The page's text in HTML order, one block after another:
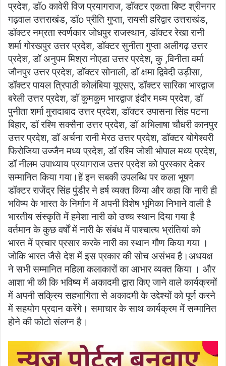
प्रदेश, डॉo कावेरी विज प्रयागराज, डॉक्टर एकता बिष्ट श्रीनगर
गढ़वाल उत्तराखंड, डॉo प्रीति गुप्ता, रायसी हरिद्वार उत्तराखंड,
डॉक्टर नम्रता स्वर्णकार जोधपुर राजस्थान, डॉक्टर रेखा रानी
शर्मा गोरखपुर उत्तर प्रदेश, डॉक्टर सुनीता गुप्ता अलीगढ़ उत्तर
प्रदेश, डॉ अनुपम मिश्रा नोएडा उत्तर प्रदेश, कु ,विनीता वर्मा
जौनपुर उत्तर प्रदेश, डॉक्टर सोनाली, डॉ क्षमा द्विवेदी उड़ीसा,
डॉक्टर पायल त्रिपाठी कोलंबिया यूएसए, डॉक्टर सारिका भारद्वाज
बरेली उत्तर प्रदेश, डॉ कुमकुम भारद्वाज इंदौर मध्य प्रदेश, डॉ
पुनीता शर्मा मुरादाबाद उत्तर प्रदेश, डॉक्टर उपासना सिंह पटना
बिहार, डॉ रश्मि सक्सैना उत्तर प्रदेश, डॉ अभिलाषा चौधरी कानपुर
उत्तर प्रदेश, डॉ अर्चना रानी मेरठ उत्तर प्रदेश, डॉक्टर योगेश्वरी
फिरोजिया उज्जैन मध्य प्रदेश, डॉ रश्मि जोशी भोपाल मध्य प्रदेश,
डॉ नीलम उपाध्याय प्रयागराज उत्तर प्रदेश को पुरस्कार देकर
सम्मानित किया गया।हें इन सबकी उपलब्धि पर कला भूषण
डॉक्टर राजेंद्र सिंह पुंडीर ने हर्ष व्यक्त किया और कहा कि नारी ही
भविष्य के भारत के निर्माण में अपनी विशेष भूमिका निभाने वाली है
भारतीय संस्कृति में हमेशा नारी को उच्च स्थान दिया गया है
वर्तमान के कुछ वर्षों में नारी के संबंध में पाश्चात्य भ्रांतियां को
भारत में प्रचार प्रसार करके नारी का स्थान गौण किया गया ।
जोकि भारत जैसे देश में इस प्रकार की सोच असंभव है।अधयक्ष
ने सभी सम्मानित महिला कलाकारों का आभार व्यक्त किया । और
आशा भी की कि भविष्य में अकादमी द्वारा किए जाने वाले कार्यक्रमों
में अपनी सक्रिय सहभागिता से अकादमी के उद्देश्यों को पूर्ण करने
में सहयोग प्रदान करेंगे। समाचार के साथ कार्यक्रम में सम्मानित
होने की फोटो संलग्न है।